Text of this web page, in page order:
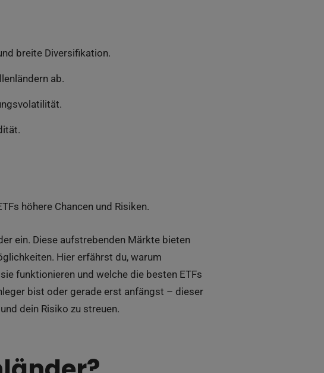
breite Diversifikation.
ab.
höhere Chancen und Risiken.
ein. Diese aufstrebenden Märkte bieten
Hier erfährst du, warum
funktionieren und welche die besten ETFs
bist oder gerade erst anfängst – dieser
dein Risiko zu streuen.